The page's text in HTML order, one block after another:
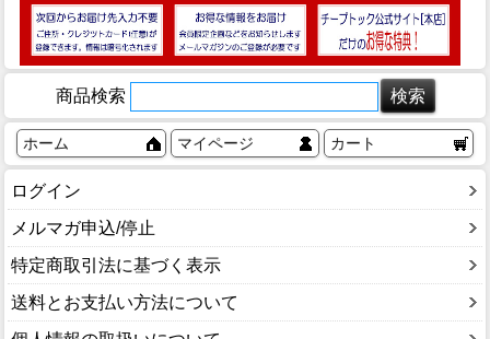
商品検索
ホーム マイページ カート
ログイン
メルマガ申込/停止
特定商取引法に基づく表示
送料とお支払い方法について